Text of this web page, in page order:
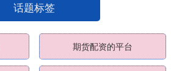
话题标签
期货配资的平台